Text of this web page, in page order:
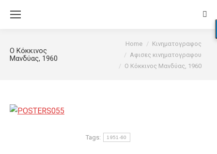
Ο Κόκκινος
Μανδύας, 1960
Home
Κινηματογραφος
Αφισες κινηματογραφου
Ο Κόκκινος Μανδύας, 1960
Tags: 1951-60